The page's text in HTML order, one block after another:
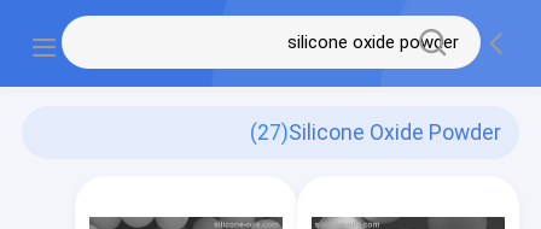
Silicone Oxide Powder
(27)